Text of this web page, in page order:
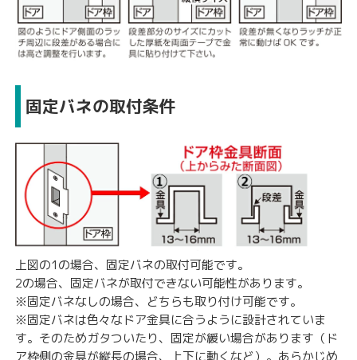
固定バネの取付条件
上図の1の場合、固定バネの取付可能です。
2の場合、固定バネが取付できない可能性があります。
※固定バネなしの場合、どちらも取り付け可能です。
※固定バネは色々なドア金具に合うように設計されていま
す。そのためガタついたり、固定が緩い場合があります（ド